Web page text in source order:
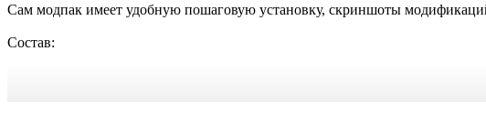
Сам модпак имеет удобную пошаговую установку, скриншоты
Состав: